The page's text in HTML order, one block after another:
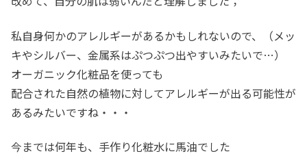
私自身何かのアレルギーがあるかもしれないので、（メッ
キやシルバー、金属系はぷつぷつ出やすいみたいで…）
オーガニック化粧品を使っても
配合された自然の植物に対してアレルギーが出る可能性が
あるみたいですね・・・
今までは何年も、手作り化粧水に馬油でした